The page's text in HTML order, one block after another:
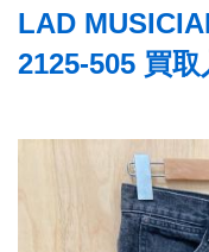
LAD
2125-505 買